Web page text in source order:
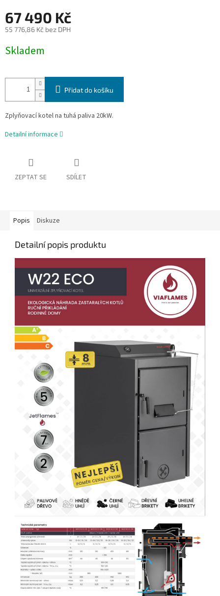
67 490 Kč
55 776,86 Kč bez DPH
cena:
Skladem
Přidat do košíku
Zplyňovací kotel na tuhá paliva 20kW.
Detailní informace
ZEPTAT SE SDÍLET
Popis Diskuze
Detailní popis produktu